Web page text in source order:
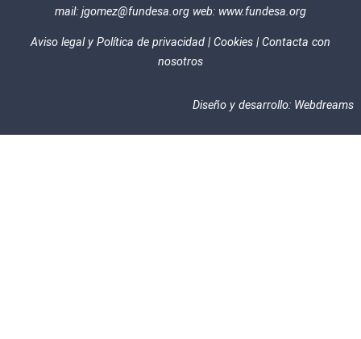
mail: jgomez@fundesa.org web: www.fundesa.org
Aviso legal y Política de privacidad | Cookies | Contacta con
nosotros
Diseño y desarrollo: Webdreams